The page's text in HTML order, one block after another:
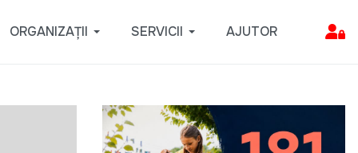
ORGANIZAȚII SERVICII AJUTOR